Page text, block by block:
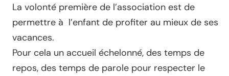
La volonté première de l’association est de
permettre à l’enfant de profiter au mieux de ses
vacances.
Pour cela un accueil échelonné, des temps de
repos, des temps de parole pour respecter le